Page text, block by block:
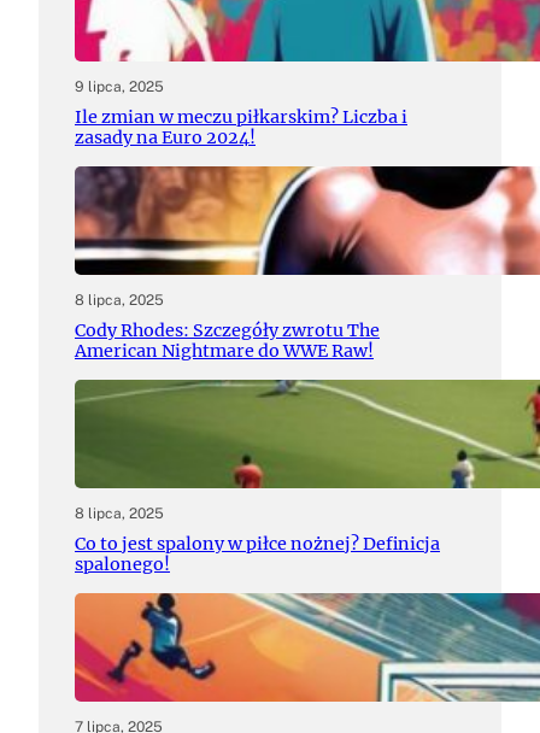
9 lipca, 2025
Ile zmian w meczu piłkarskim? Liczba i
zasady na Euro 2024!
8 lipca, 2025
Cody Rhodes: Szczegóły zwrotu The
American Nightmare do WWE Raw!
8 lipca, 2025
Co to jest spalony w piłce nożnej? Definicja
spalonego!
7 lipca, 2025